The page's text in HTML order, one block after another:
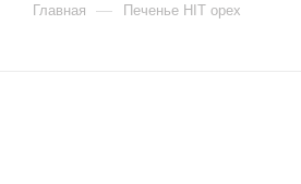
Главная — Печенье HIT орех